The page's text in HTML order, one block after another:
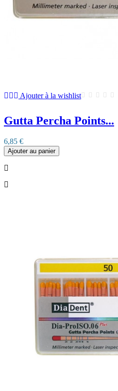
Ajouter à la wishlist
Gutta Percha Points...
6,85 €
Ajouter au panier